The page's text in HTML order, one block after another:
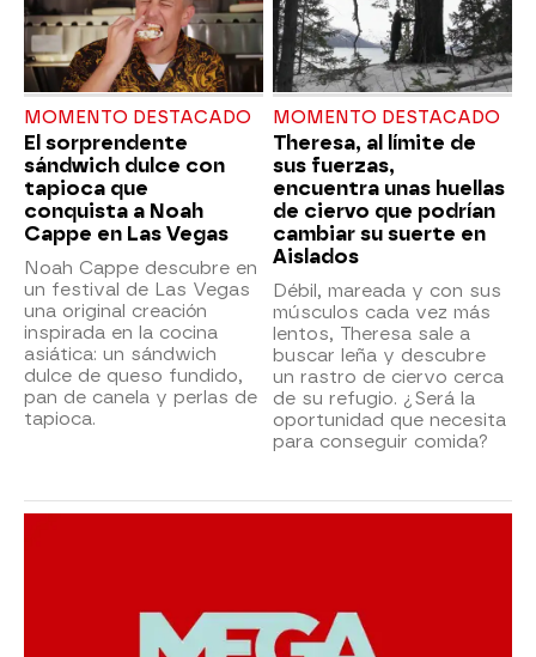
MOMENTO DESTACADO
El sorprendente
sándwich dulce con
tapioca que
conquista a Noah
Cappe en Las Vegas
Noah Cappe descubre en
un festival de Las Vegas
una original creación
inspirada en la cocina
asiática: un sándwich
dulce de queso fundido,
pan de canela y perlas de
tapioca.
MOMENTO DESTACADO
Theresa, al límite de
sus fuerzas,
encuentra unas huellas
de ciervo que podrían
cambiar su suerte en
Aislados
Débil, mareada y con sus
músculos cada vez más
lentos, Theresa sale a
buscar leña y descubre
un rastro de ciervo cerca
de su refugio. ¿Será la
oportunidad que necesita
para conseguir comida?